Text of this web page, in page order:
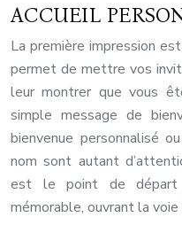
ACCUEIL
La première impression
permet de mettre vos
leur montrer que vous
simple message de
bienvenue personnalisé
nom sont autant
est le point de départ
mémorable, ouvrant la voie